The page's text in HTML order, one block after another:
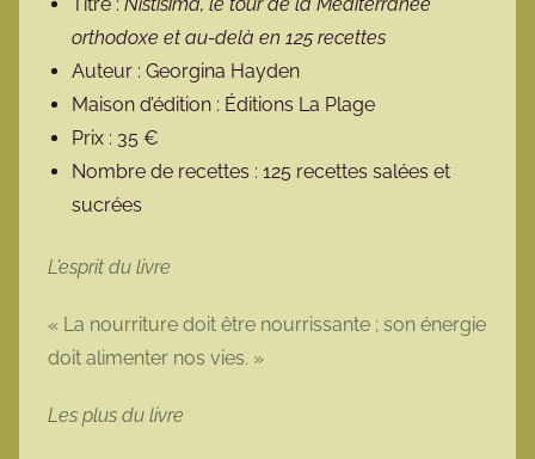
orthodoxe et au-delà en 125 recettes
Auteur : Georgina Hayden
Maison d’édition : Éditions La Plage
Prix : 35 €
Nombre de recettes : 125 recettes salées et
sucrées
L’esprit du livre
« La nourriture doit être nourrissante ; son énergie
doit alimenter nos vies. »
Les plus du livre